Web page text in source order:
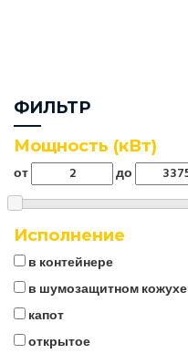
ФИЛЬТР
Мощность (кВт)
от до
Исполнение
в контейнере
в шумозащитном кожухе
капот
открытое